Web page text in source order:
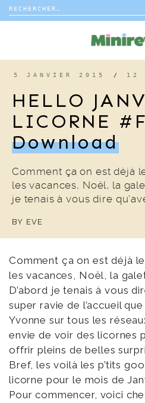
Rechercher :
DÉCO
COUP DE COEUR
EDITORIAL
5 JANVIER 2015 / 12
HELLO
LICORNE
Download
Comment ça on est déjà
les vacances, Noël, la
je tenais à vous dire
BY EVE
Comment ça on est déjà
les vacances, Noël, la
D’abord je tenais à vous
super ravie de l’accueil
Yvonne sur tous les
envie de voir des licornes
offrir pleins de belles
Bref, les voilà les p’tits
licorne pour le mois de
Pour commencer, voici